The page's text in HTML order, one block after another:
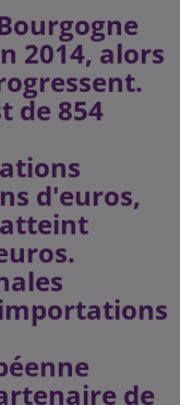
2014, alors
de 854
d'euros,
de